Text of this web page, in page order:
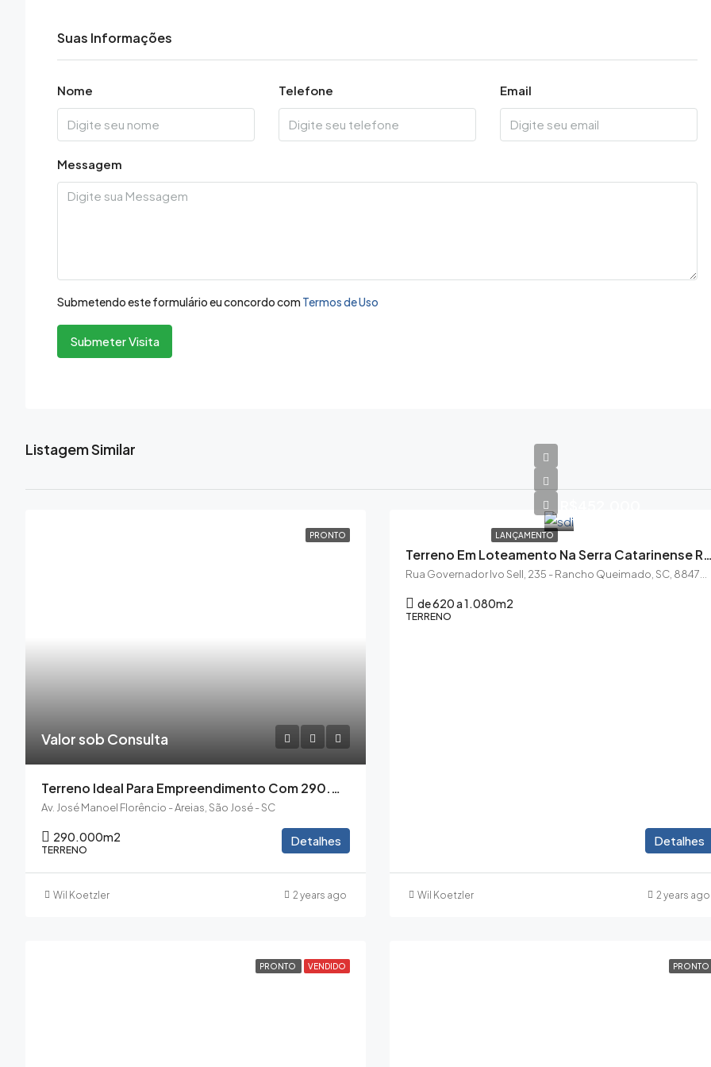
Suas Informações
Nome Telefone Email
Messagem
Submetendo este formulário eu concordo com Termos de Uso
Submeter Visita
Listagem Similar
PRONTO
Valor sob Consulta
Terreno Ideal Para Empreendimento Com 290.000m2 Em São José
Av. José Manoel Florêncio - Areias, São José - SC
290.000m2
TERRENO
Detalhes
Wil Koetzler 2 years ago
LANÇAMENTO
Terreno Em Loteamento Na Serra Catarinense Rancho Queimado
de 620 a 1.080m2
TERRENO
Detalhes
Wil Koetzler 2 years ago
PRONTO VENDIDO PRONTO